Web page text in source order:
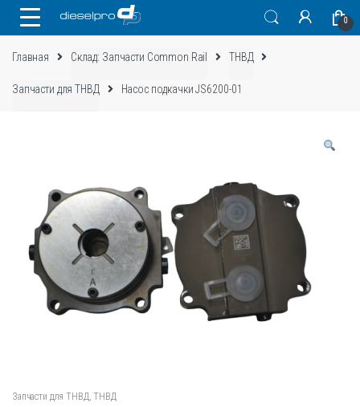
0
Главная Склад: Запчасти Common Rail ТНВД
Запчасти для ТНВД Насос подкачки JS6200-01
Запчасти для ТНВД,ТНВД